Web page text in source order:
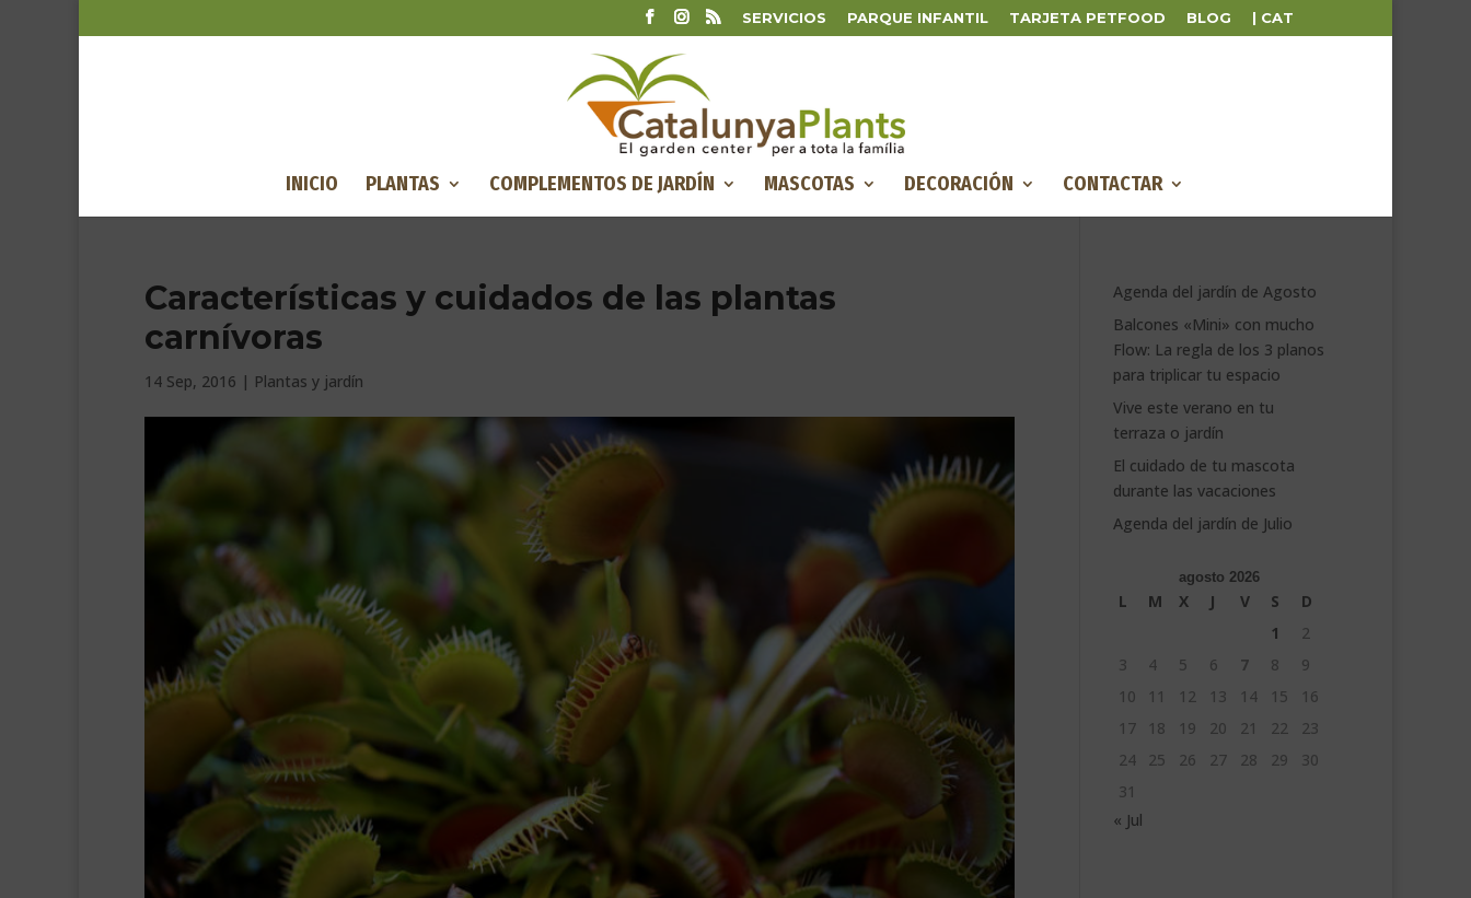
SERVICIOS PARQUE INFANTIL TARJETA PETFOOD BLOG | CAT
INICIO PLANTAS COMPLEMENTOS DE JARDÍN MASCOTAS DECORACIÓN CONTACTAR
Características y cuidados de las plantas
carnívoras
14 Sep, 2016 | Plantas y jardín
Agenda del jardín de Agosto
Balcones «Mini» con mucho
Flow: La regla de los 3 planos
para triplicar tu espacio
Vive este verano en tu
terraza o jardín
El cuidado de tu mascota
durante las vacaciones
Agenda del jardín de Julio
agosto 2026
L M X J V S
D
1
2
3
4 5 6 7 8
9
10
11 12 13 14 15
16
17
18 19 20 21 22
23
24
25 26 27 28 29
30
31
« Jul